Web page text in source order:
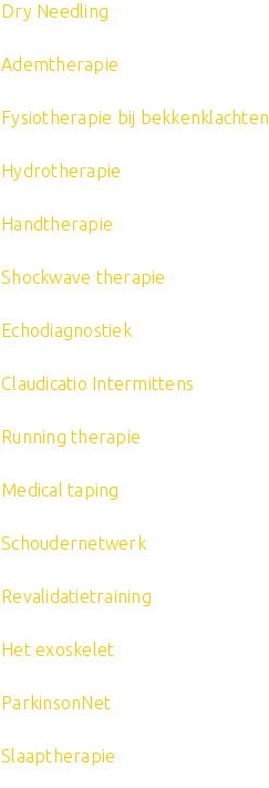
Dry Needling
Ademtherapie
Fysiotherapie bij bekkenklachten
Hydrotherapie
Handtherapie
Shockwave therapie
Echodiagnostiek
Claudicatio Intermittens
Running therapie
Medical taping
Schoudernetwerk
Revalidatietraining
Het exoskelet
ParkinsonNet
Slaaptherapie